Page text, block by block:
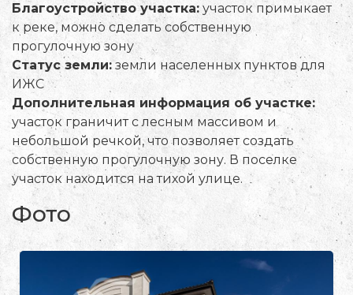
Благоустройство участка: участок примыкает
к реке, можно сделать собственную
прогулочную зону
Статус земли:земли населенных пунктов для
ИЖС
Дополнительная информация об участке:
участок граничит с лесным массивом и
небольшой речкой, что позволяет создать
собственную прогулочную зону. В поселке
участок находится на тихой улице.
Фото